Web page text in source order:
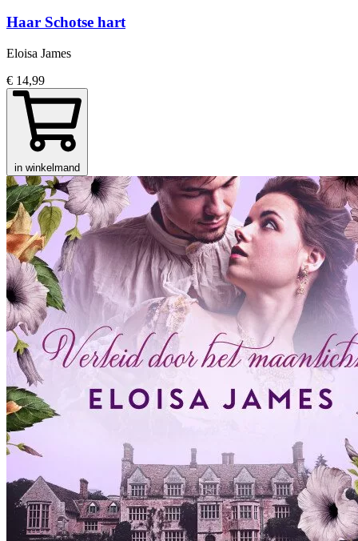
Haar Schotse hart
Eloisa James
€ 14,99
in winkelmand